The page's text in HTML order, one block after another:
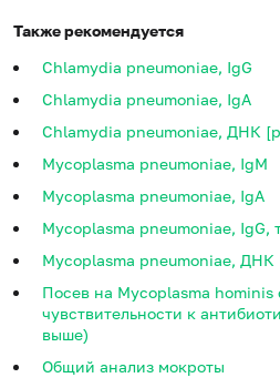
Также рекомендуется
Chlamydia pneumoniae, IgG
Chlamydia pneumoniae, IgA
Chlamydia pneumoniae, ДНК
Mycoplasma pneumoniae, IgM
Mycoplasma pneumoniae, IgA
Mycoplasma pneumoniae, IgG,
Mycoplasma pneumoniae,
Посев на Mycoplasma hominis
чувствительности к
выше)
Общий анализ мокроты